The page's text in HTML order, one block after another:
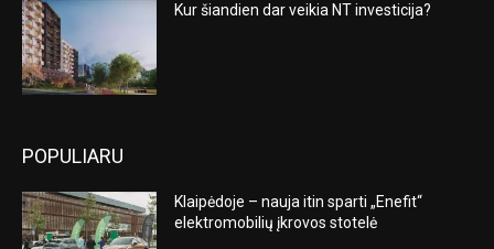
Kur šiandien dar veikia NT investicija?
POPULIARU
Klaipėdoje – nauja itin sparti „Enefit“
elektromobilių įkrovos stotelė